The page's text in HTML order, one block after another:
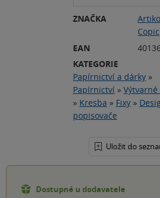
ZNAČKA
Copic
EAN
KATEGORIE
Papírnictví a dárky »
Papírnictví »
» Kresba » Fixy »
popisovače
Uložit do
Dostupné u dodavatele